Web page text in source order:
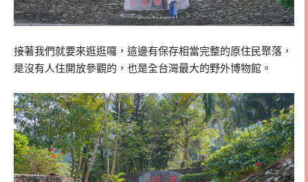
接著我們就要來逛逛囉，這邊有保存相當完整的原住民聚落，
是沒有人住開放參觀的，也是全台灣最大的野外博物館。